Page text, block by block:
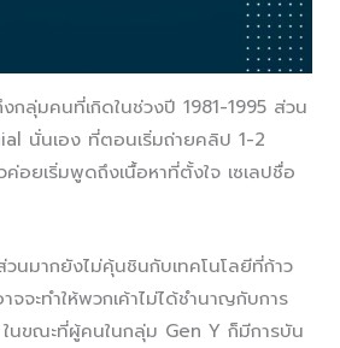
ลุ่มคนที่เกิดในช่วงปี 1981-1995 ส่วน
นั่นเอง ที่ตอนเริ่มถ่ายคลิป 1-2
อยเริ่มพูดถึงเนื้อหาที่ตั้งใจ เซเลปชื่อ
มากยังไม่คุ้นชินกับเทคโนโลยีที่ก้าว
จจะทำให้พวกเค้าไม่ได้ชำนาญกับการ
ขณะที่ผู้คนในกลุ่ม Gen Y ก็มีการบัน